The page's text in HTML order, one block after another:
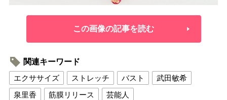
この画像の記事を読む
関連キーワード
エクササイズ
ストレッチ バスト
武田敏希
泉里香
筋膜リリース 芸能人